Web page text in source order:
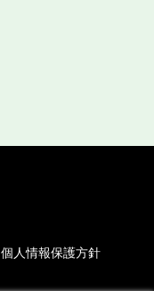
個人情報保護方針